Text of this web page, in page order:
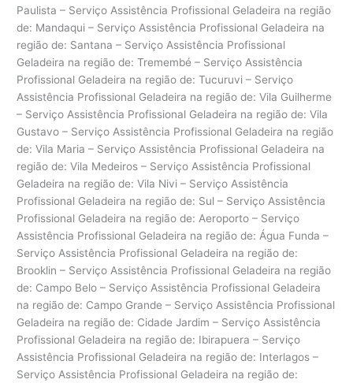
Paulista – Serviço Assistência Profissional Geladeira na região
de: Mandaqui – Serviço Assistência Profissional Geladeira na
região de: Santana – Serviço Assistência Profissional
Geladeira na região de: Tremembé – Serviço Assistência
Profissional Geladeira na região de: Tucuruvi – Serviço
Assistência Profissional Geladeira na região de: Vila Guilherme
– Serviço Assistência Profissional Geladeira na região de: Vila
Gustavo – Serviço Assistência Profissional Geladeira na região
de: Vila Maria – Serviço Assistência Profissional Geladeira na
região de: Vila Medeiros – Serviço Assistência Profissional
Geladeira na região de: Vila Nivi – Serviço Assistência
Profissional Geladeira na região de: Sul – Serviço Assistência
Profissional Geladeira na região de: Aeroporto – Serviço
Assistência Profissional Geladeira na região de: Água Funda –
Serviço Assistência Profissional Geladeira na região de:
Brooklin – Serviço Assistência Profissional Geladeira na região
de: Campo Belo – Serviço Assistência Profissional Geladeira
na região de: Campo Grande – Serviço Assistência Profissional
Geladeira na região de: Cidade Jardim – Serviço Assistência
Profissional Geladeira na região de: Ibirapuera – Serviço
Assistência Profissional Geladeira na região de: Interlagos –
Serviço Assistência Profissional Geladeira na região de: